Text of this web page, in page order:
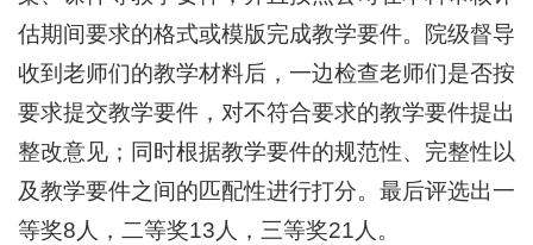
估期间要求的格式或模版完成教学要件。院级督导
收到老师们的教学材料后，一边检查老师们是否按
要求提交教学要件，对不符合要求的教学要件提出
整改意见；同时根据教学要件的规范性、完整性以
及教学要件之间的匹配性进行打分。最后评选出一
等奖8人，二等奖13人，三等奖21人。